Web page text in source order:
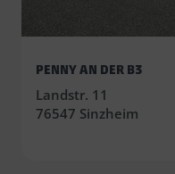
PENNY AN DER B3
Landstr. 11
76547 Sinzheim